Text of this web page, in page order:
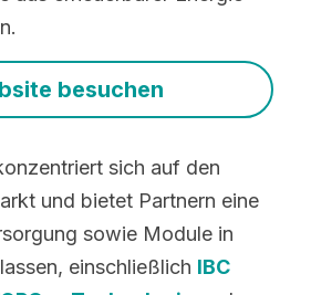
besuchen
sich auf den
und bietet Partnern eine
sowie Module in
einschließlich